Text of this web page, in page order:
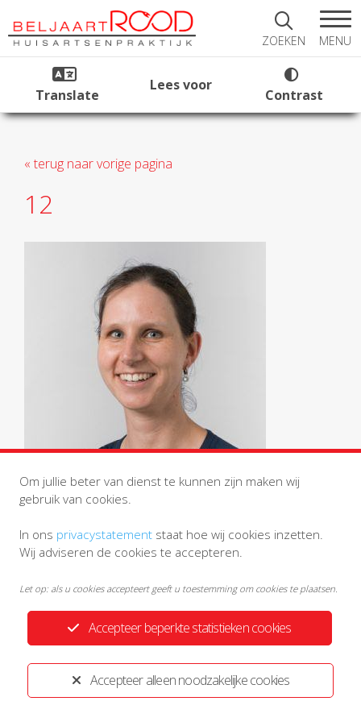
ZOEKEN MENU
Translate
Lees voor
Contrast
« terug naar vorige pagina
12
Privacystatement Disclaimer
Ontwikkeld door: Yardzorgsites.nl
Accepteer alleen noodzakelijke cookies
Accepteer beperkte statistieken cookies
Om jullie beter van dienst te kunnen zijn maken wij
gebruik van cookies.
In ons privacystatement staat hoe wij cookies inzetten.
Wij adviseren de cookies te accepteren.
Let op: als u cookies accepteert geeft u toestemming om cookies te plaatsen.